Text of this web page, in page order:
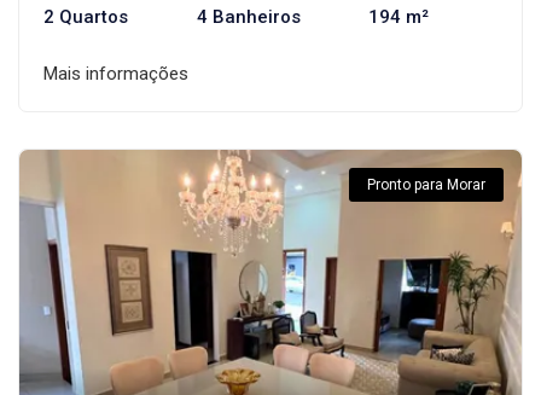
2 Quartos 4 Banheiros 194 m²
Mais informações
Pronto para Morar